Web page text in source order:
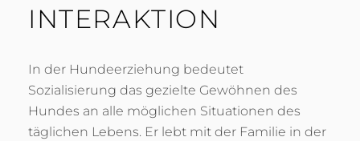
INTERAKTION
In der Hundeerziehung bedeutet
Sozialisierung das gezielte Gewöhnen des
Hundes an alle möglichen Situationen des
täglichen Lebens. Er lebt mit der Familie in der